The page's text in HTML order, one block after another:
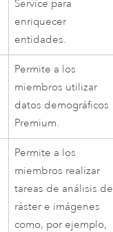
Service para
enriquecer
entidades.
Permite a los
miembros utilizar
datos demográficos
Premium.
Permite a los
miembros realizar
tareas de análisis de
ráster e imágenes
como, por ejemplo,